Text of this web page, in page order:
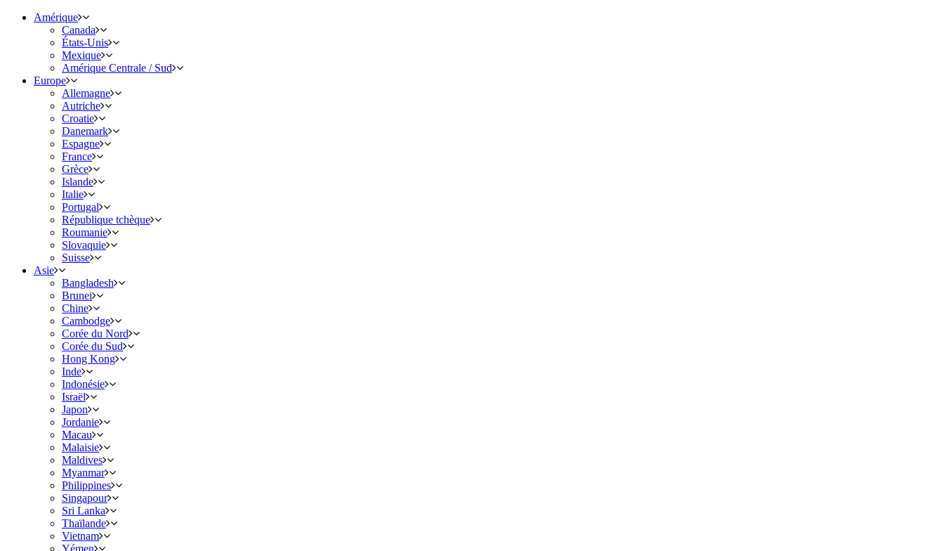
Amérique
Canada
États-Unis
Mexique
Amérique Centrale / Sud
Europe
Allemagne
Autriche
Croatie
Danemark
Espagne
France
Grèce
Islande
Italie
Portugal
République tchèque
Roumanie
Slovaquie
Suisse
Asie
Bangladesh
Brunei
Chine
Cambodge
Corée du Nord
Corée du Sud
Hong Kong
Inde
Indonésie
Israël
Japon
Jordanie
Macau
Malaisie
Maldives
Myanmar
Philippines
Singapour
Sri Lanka
Thaïlande
Vietnam
Yémen